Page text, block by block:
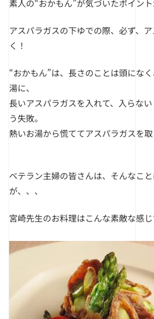
素人の“おかもん”が気づいたポイント
アスパラガスの下ゆでの際、必ず、
く！
“おかもん”は、長さのことは頭にな
湯に、
長いアスパラガスを入れて、入らな
う失敗。
熱いお湯から慌ててアスパラガスを取
ベテラン主婦の皆さんは、そんなこ
が、、、
宮崎先生のお料理はこんな素敵な感じ